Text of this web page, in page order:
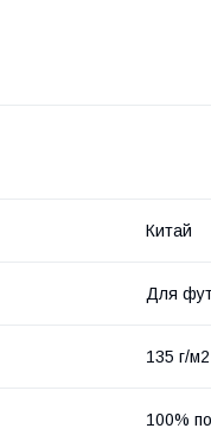
Китай
Для
135 г/м2
100%